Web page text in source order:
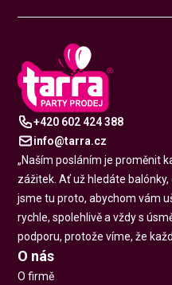
+420 602 424 388
info@tarra.cz
„Naším posláním je proměnit
zážitek. Ať už hledáte
jsme tu proto, abychom vám
rychle, spolehlivě a vždy s
podporu, protože víme, že
O nás
O firmě